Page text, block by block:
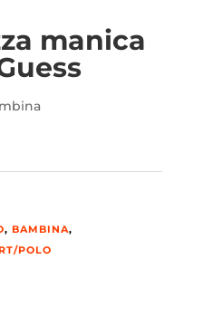
manica
, BAMBINA,
POLO